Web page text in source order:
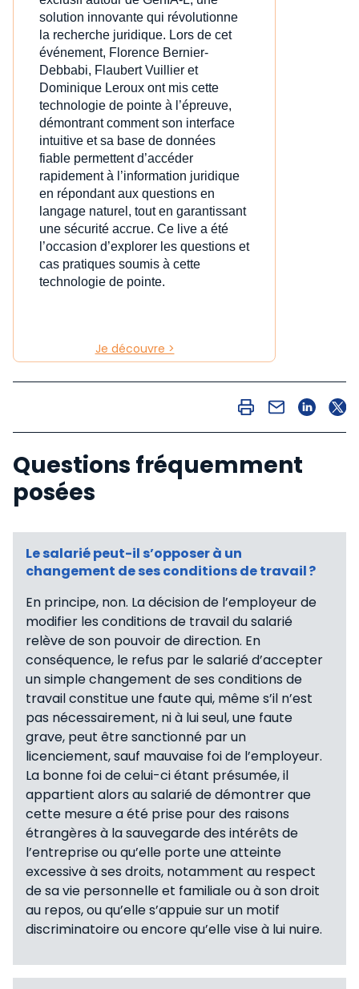
solution innovante qui révolutionne
la recherche juridique. Lors de cet
événement, Florence Bernier-
Debbabi, Flaubert Vuillier et
Dominique Leroux ont mis cette
technologie de pointe à l’épreuve,
démontrant comment son interface
intuitive et sa base de données
fiable permettent d’accéder
rapidement à l’information juridique
en répondant aux questions en
langage naturel, tout en garantissant
une sécurité accrue. Ce live a été
l’occasion d’explorer les questions et
cas pratiques soumis à cette
technologie de pointe.
Je découvre >
Questions fréquemment
posées
Le salarié peut-il s’opposer à un
changement de ses conditions de travail ?
En principe, non. La décision de l’employeur de
modifier les conditions de travail du salarié
relève de son pouvoir de direction. En
conséquence, le refus par le salarié d’accepter
un simple changement de ses conditions de
travail constitue une faute qui, même s’il n’est
pas nécessairement, ni à lui seul, une faute
grave, peut être sanctionné par un
licenciement, sauf mauvaise foi de l’employeur.
La bonne foi de celui-ci étant présumée, il
appartient alors au salarié de démontrer que
cette mesure a été prise pour des raisons
étrangères à la sauvegarde des intérêts de
l’entreprise ou qu’elle porte une atteinte
excessive à ses droits, notamment au respect
de sa vie personnelle et familiale ou à son droit
au repos, ou qu’elle s’appuie sur un motif
discriminatoire ou encore qu’elle vise à lui nuire.